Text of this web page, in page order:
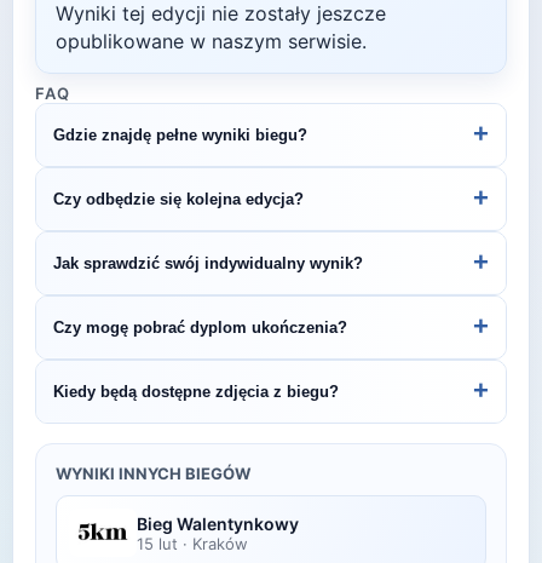
Wyniki tej edycji nie zostały jeszcze
opublikowane w naszym serwisie.
FAQ
Gdzie znajdę pełne wyniki biegu? +
stronie internetowej lub na platformach takich jak
LiveTracking, RunnerSpace czy MarathonSport.
Czy odbędzie się kolejna edycja? +
Śledź stronę organizatora lub ZawodyBiegowe.pl,
by być na bieżąco z datą kolejnej edycji Bieg
Pamięci Sybiru - Wrocław.
Jak sprawdzić swój indywidualny wynik? +
organizatora lub platformie pomiarowej podanej na
bibie startowym. Wyniki zawierają czas brutto i
netto, a często też pozycję wśród wszystkich
uczestników i w kategorii wiekowej.
Czy mogę pobrać dyplom ukończenia? +
elektroniczne dyplomy do pobrania ze strony
organizatora po opublikowaniu oficjalnych
Kiedy będą dostępne zdjęcia z biegu? +
w ciągu kilku dni po zawodach na swojej stronie
lub fanpage'u na Facebooku.
WYNIKI INNYCH BIEGÓW
Bieg Walentynkowy
15 lut · Kraków